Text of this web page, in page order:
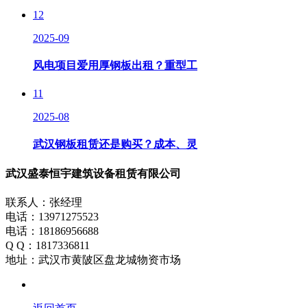
12
2025-09
风电项目爱用厚钢板出租？重型工
11
2025-08
武汉钢板租赁还是购买？成本、灵
武汉盛泰恒宇建筑设备租赁有限公司
联系人：张经理
电话：13971275523
电话：18186956688
Q Q：1817336811
地址：武汉市黄陂区盘龙城物资市场